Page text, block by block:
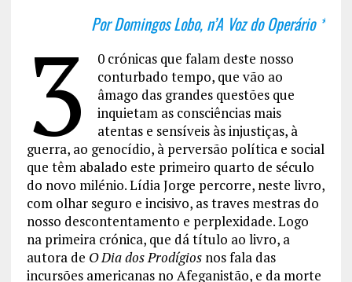
Por Domingos Lobo, n’A Voz do Operário *
3
0 crónicas que falam deste nosso
conturbado tempo, que vão ao
âmago das grandes questões que
inquietam as consciências mais
atentas e sensíveis às injustiças, à
guerra, ao genocídio, à perversão política e social
que têm abalado este primeiro quarto de século
do novo milénio. Lídia Jorge percorre, neste livro,
com olhar seguro e incisivo, as traves mestras do
nosso descontentamento e perplexidade. Logo
na primeira crónica, que dá título ao livro, a
autora de O Dia dos Prodígios nos fala das
incursões americanas no Afeganistão, e da morte